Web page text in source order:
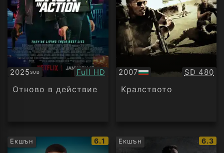
2025SUB
Субтитри Качество:
Full HD
Отново в действие
2007
БГ
аудио
SD 480
Кралството
Екшън
IMDb
6.1 Екшън
IMDb
6.3